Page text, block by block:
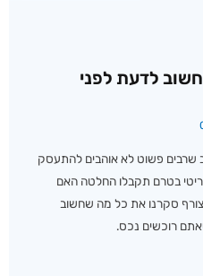
לדעת לפני
שרבים פשוט לא אוהבים להתעסק
בטרם תקבלו החלטה האם
סקרנו את כל מה שחשוב
רוכשים נכס.